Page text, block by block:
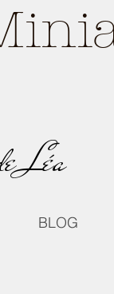
Léa
BLOG